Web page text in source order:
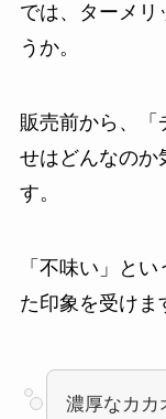
では、ターメリ
うか。
販売前から、「
せはどんなのか
す。
「不味い」と
た印象を受けま
濃厚なカカ